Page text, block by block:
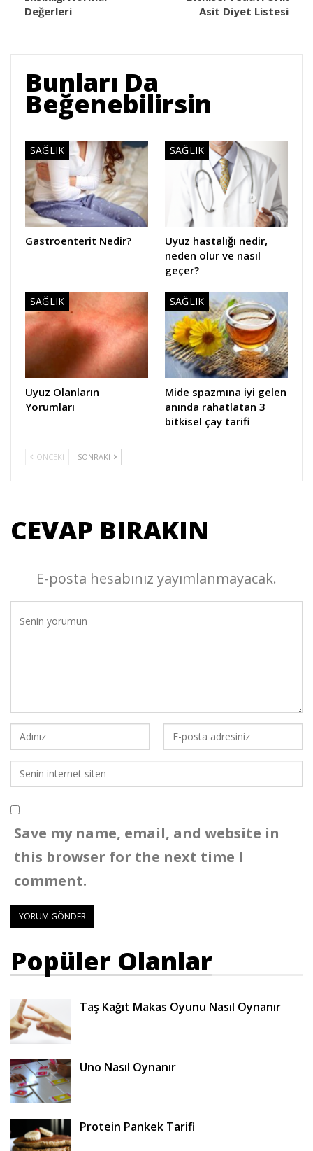
Değerleri
Asit Diyet Listesi
Bunları Da
Beğenebilirsin
SAĞLIK
Gastroenterit Nedir?
SAĞLIK
Uyuz hastalığı nedir,
neden olur ve nasıl
geçer?
SAĞLIK
Uyuz Olanların
Yorumları
SAĞLIK
Mide spazmına iyi gelen
anında rahatlatan 3
bitkisel çay tarifi
ÖNCEKI SONRAKI
CEVAP BIRAKIN
E-posta hesabınız yayımlanmayacak.
Save my name, email, and website in
this browser for the next time I
comment.
Popüler Olanlar
Taş Kağıt Makas Oyunu Nasıl Oynanır
Uno Nasıl Oynanır
Protein Pankek Tarifi